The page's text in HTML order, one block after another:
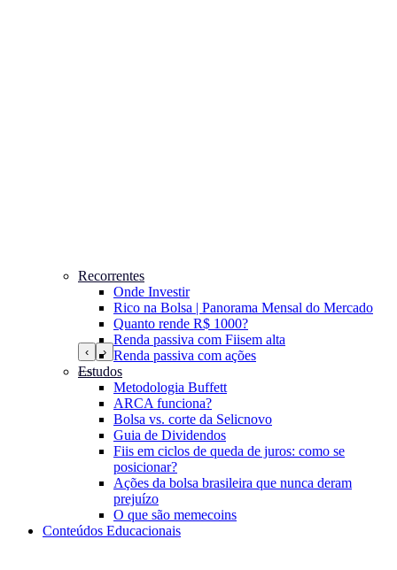
‹ ›
Recorrentes
Onde Investir
Rico na Bolsa | Panorama Mensal do Mercado
Quanto rende R$ 1000?
Renda passiva com Fiisem alta
Renda passiva com ações
Estudos
Metodologia Buffett
ARCA funciona?
Bolsa vs. corte da Selicnovo
Guia de Dividendos
Fiis em ciclos de queda de juros: como se
posicionar?
Ações da bolsa brasileira que nunca deram
prejuízo
O que são memecoins
Conteúdos Educacionais